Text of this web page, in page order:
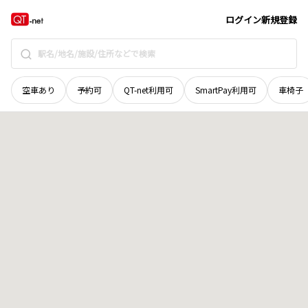
ログイン新規登録
空車あり 予約可 QT-net利用可 SmartPay利用可 車椅子
奈良県